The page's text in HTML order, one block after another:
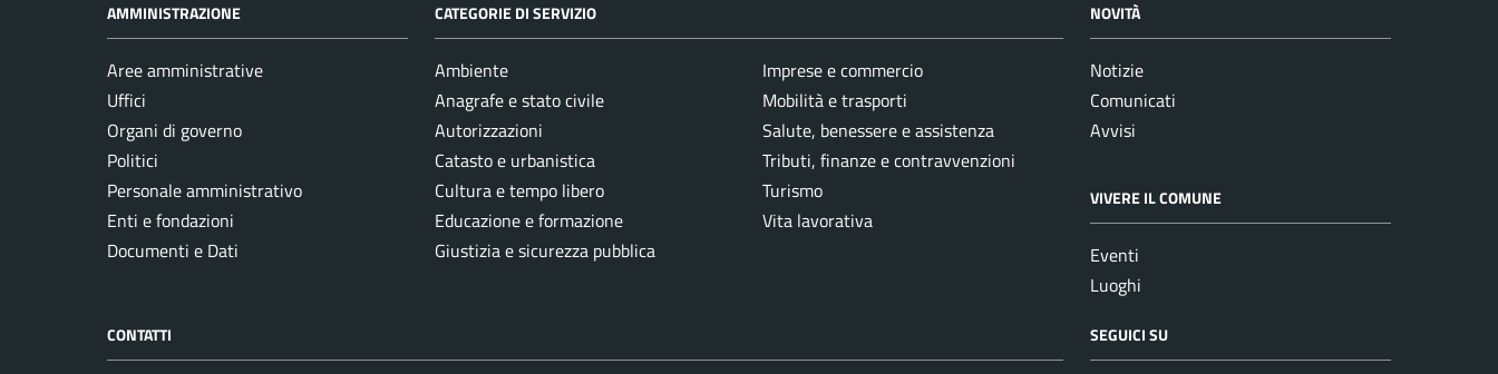
AMMINISTRAZIONE
Aree amministrative
Uffici
Organi di governo
Politici
Personale amministrativo
Enti e fondazioni
Documenti e Dati
CATEGORIE DI SERVIZIO
Ambiente
Anagrafe e stato civile
Autorizzazioni
Catasto e urbanistica
Cultura e tempo libero
Educazione e formazione
Giustizia e sicurezza pubblica
Imprese e commercio
Mobilità e trasporti
Salute, benessere e assistenza
Tributi, finanze e contravvenzioni
Turismo
Vita lavorativa
NOVITÀ
Notizie
Comunicati
Avvisi
VIVERE IL COMUNE
Eventi
Luoghi
CONTATTI SEGUICI SU